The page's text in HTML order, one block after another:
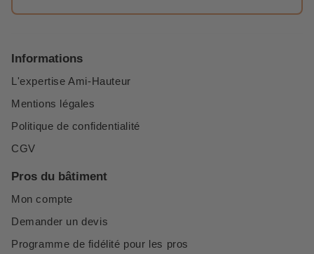
Informations
L'expertise Ami-Hauteur
Mentions légales
Politique de confidentialité
CGV
Pros du bâtiment
Mon compte
Demander un devis
Programme de fidélité pour les pros